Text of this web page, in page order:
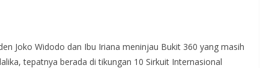
Joko Widodo dan Ibu Iriana meninjau Bukit 360 yang masih
tepatnya berada di tikungan 10 Sirkuit Internasional